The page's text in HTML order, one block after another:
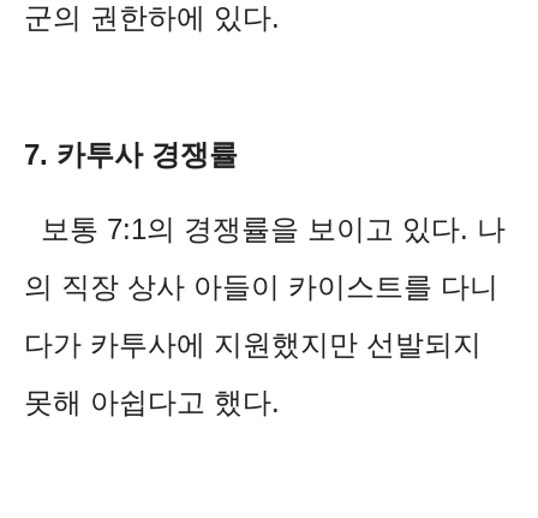
군의 권한하에 있다.
7. 카투사 경쟁률
보통 7:1의 경쟁률을 보이고 있다. 나
의 직장 상사 아들이 카이스트를 다니
다가 카투사에 지원했지만 선발되지
못해 아쉽다고 했다.